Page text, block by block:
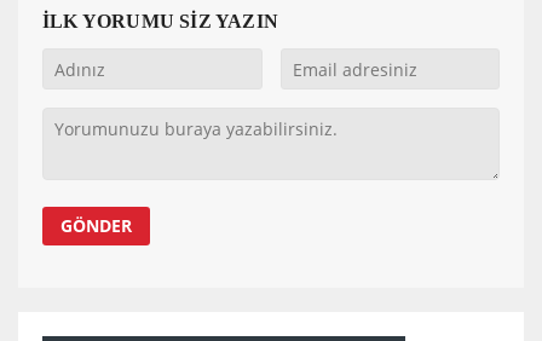
İLK YORUMU SİZ YAZIN